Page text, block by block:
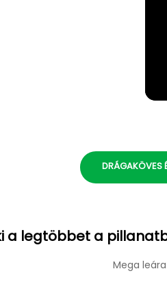
DRÁGAKÖVES
a legtöbbet a
Mega